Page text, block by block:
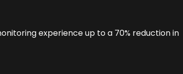
experience up to a 70% reduction in